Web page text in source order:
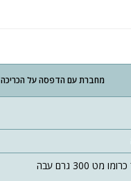
מחברת עם הדפסה על הכריכה